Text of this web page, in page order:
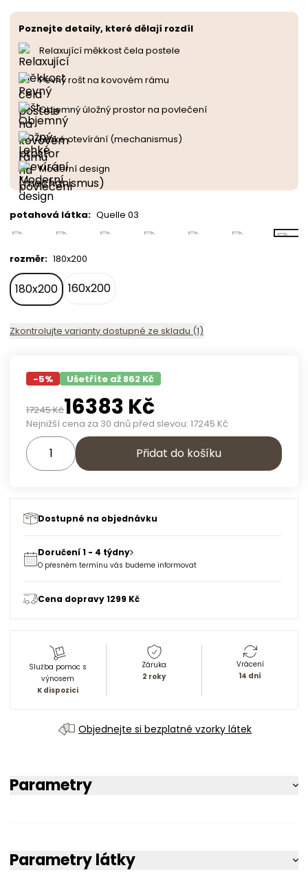
Poznejte detaily, které dělají rozdíl
Relaxující měkkost čela postele
Pevný rošt na kovovém rámu
Objemný úložný prostor na povlečení
Lehké otevírání (mechanismus)
Moderní design
potahová látka: Quelle 03
rozměr: 180x200
180x200 160x200
Zkontrolujte varianty dostupné ze skladu (1)
-5% Ušetříte až 862 Kč
17245Kč16383 Kč
Nejnižší cena za 30 dnů před slevou: 17245 Kč
Přidat do košíku
Dostupné na objednávku
Doručení 1 - 4 týdny
O přesném termínu vás budeme informovat
Cena dopravy 1299 Kč
Služba pomoc s
výnosem
K dispozici
Záruka
2 roky
Vrácení
14 dní
Objednejte si bezplatné vzorky látek
Parametry
Parametry látky